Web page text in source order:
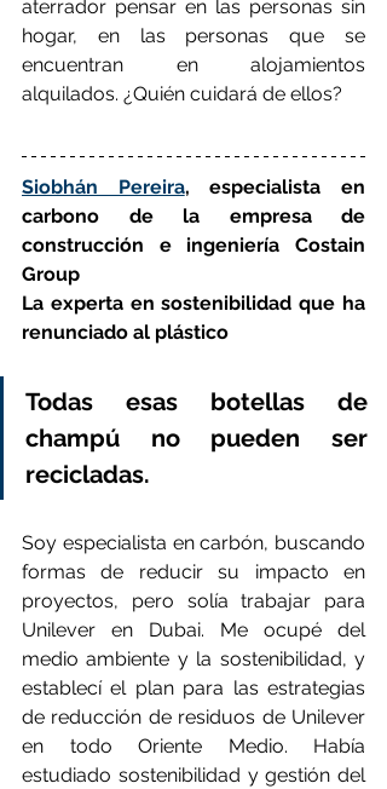
aterrador pensar en las personas sin
hogar, en las personas que se
encuentran en alojamientos
alquilados. ¿Quién cuidará de ellos?
Siobhán Pereira, especialista en
carbono de la empresa de
construcción e ingeniería Costain
Group
La experta en sostenibilidad que ha
renunciado al plástico
Todas esas botellas de
champú no pueden ser
recicladas.
Soy especialista en carbón, buscando
formas de reducir su impacto en
proyectos, pero solía trabajar para
Unilever en Dubai. Me ocupé del
medio ambiente y la sostenibilidad, y
establecí el plan para las estrategias
de reducción de residuos de Unilever
en todo Oriente Medio. Había
estudiado sostenibilidad y gestión del